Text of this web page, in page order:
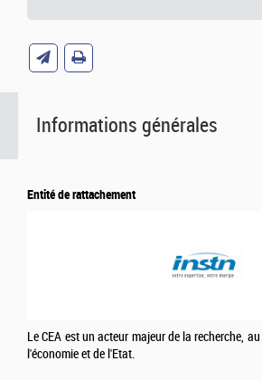
Informations générales
Entité de rattachement
Le CEA est un acteur majeur de la recherche,
l'économie et de l'Etat.